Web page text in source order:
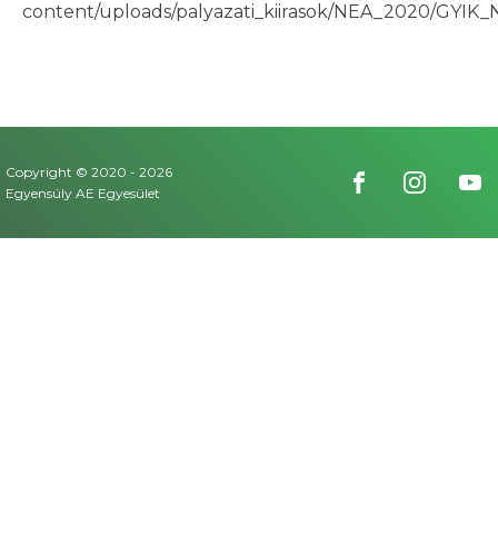
content/uploads/palyazati_kiirasok/NEA_2020/
Copyright © 2020 - 2026
Egyensúly AE Egyesület